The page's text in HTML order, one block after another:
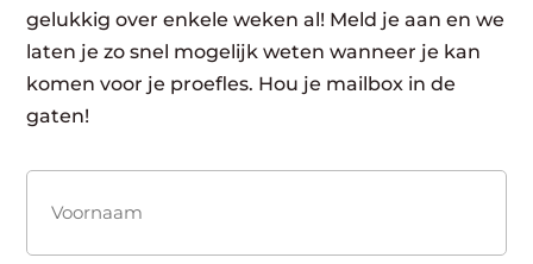
gelukkig over enkele weken al! Meld je aan en we
laten je zo snel mogelijk weten wanneer je kan
komen voor je proefles. Hou je mailbox in de
gaten!
(Vereist)